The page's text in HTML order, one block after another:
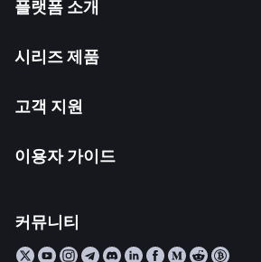
플랫폼 소개
시리즈 제품
고객 지원
이용자 가이드
커뮤니티